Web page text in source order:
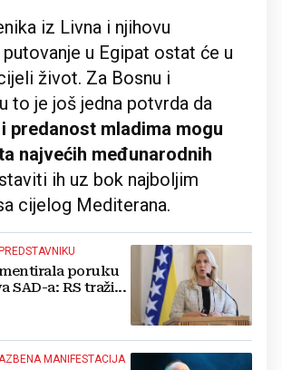
iz Livna i njihovu
u Egipat ostat će u
život. Za Bosnu i
to je još jedna potvrda da
predanost mladima mogu
najvećih međunarodnih
ih uz bok najboljim
cijelog Mediterana.
poruku
SAD-a: RS traži...
MANIFESTACIJA